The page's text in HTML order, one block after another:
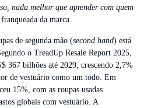
nada melhor que aprender com quem
da marca.
de segunda mão (second hand) está
o TreadUp Resale Report 2025,
367 bilhões até 2029, crescendo 2,7%
de vestuário como um todo. Em
15%, com as roupas usadas
globais com vestuário. A